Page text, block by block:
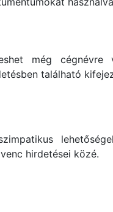
még
található
hirdetései közé.